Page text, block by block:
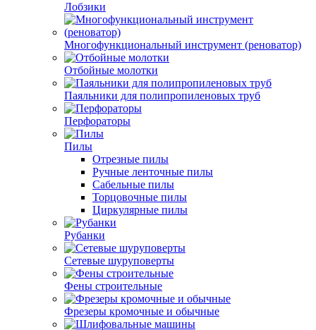
Лобзики
Многофункциональный инструмент (реноватор)
Отбойные молотки
Паяльники для полипропиленовых труб
Перфораторы
Пилы
Отрезные пилы
Ручные ленточные пилы
Сабельные пилы
Торцовочные пилы
Циркулярные пилы
Рубанки
Сетевые шуруповерты
Фены строительные
Фрезеры кромочные и обычные